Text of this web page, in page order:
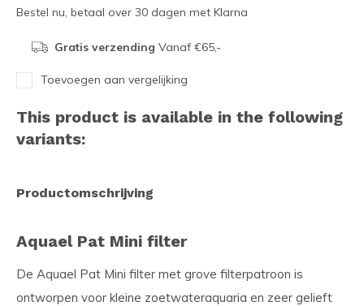
Bestel nu, betaal over 30 dagen met Klarna
Gratis verzending Vanaf €65,-
Toevoegen aan vergelijking
This product is available in the following
variants:
Productomschrijving
Aquael Pat Mini filter
De Aquael Pat Mini filter met grove filterpatroon is
ontworpen voor kleine zoetwateraquaria en zeer gelieft